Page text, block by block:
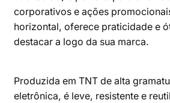
corporativos e ações
horizontal, oferece praticidade e
destacar a logo da sua marca.
Produzida em TNT de alta
eletrônica, é leve, resistente e